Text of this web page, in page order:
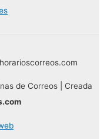
de Correos | Creada